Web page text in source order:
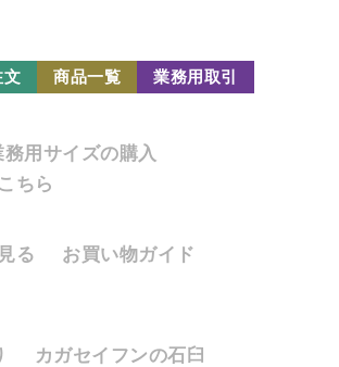
文 商品一覧 業務用取引
務用サイズの購入
ちら
る
お買い物ガイド
カガセイフンの石臼